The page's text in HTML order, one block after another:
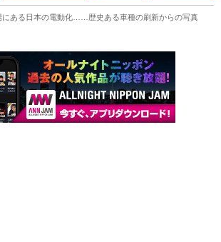
にある日本の電動化……歴史ある車種の刷新からの写真